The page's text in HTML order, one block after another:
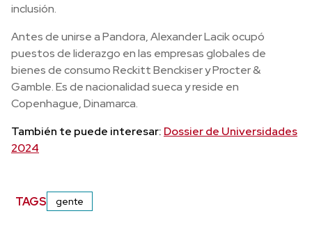
inclusión.
Antes de unirse a Pandora, Alexander Lacik ocupó
puestos de liderazgo en las empresas globales de
bienes de consumo Reckitt Benckiser y Procter &
Gamble. Es de nacionalidad sueca y reside en
Copenhague, Dinamarca.
También te puede interesar: Dossier de Universidades
2024
TAGS gente